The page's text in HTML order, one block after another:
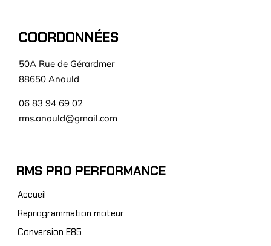
COORDONNÉES
50A Rue de Gérardmer
88650 Anould
06 83 94 69 02
rms.anould@gmail.com
RMS PRO PERFORMANCE
Accueil
Reprogrammation moteur
Conversion E85